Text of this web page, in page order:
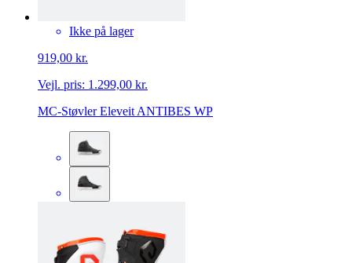
Ikke på lager
919,00 kr.
Vejl. pris: 1.299,00 kr.
MC-Støvler Eleveit ANTIBES WP